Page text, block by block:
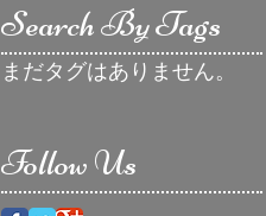
Search By Tags
まだタグはありません。
Follow Us